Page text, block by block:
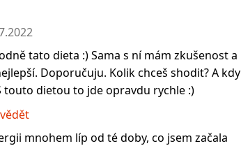
tato dieta :) Sama s ní mám zkušenost a
Doporučuju. Kolik chceš shodit? A kdy
touto dietou to jde opravdu rychle :)
mnohem líp od té doby, co jsem začala